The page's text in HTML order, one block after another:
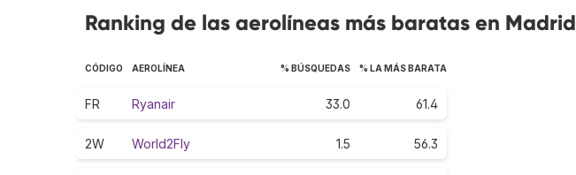
Ranking de las aerolíneas más baratas en Madrid
CÓDIGO AEROLÍNEA % BÚSQUEDAS % LA MÁS BARATA
FR Ryanair 33.0 61.4
2W World2Fly 1.5 56.3